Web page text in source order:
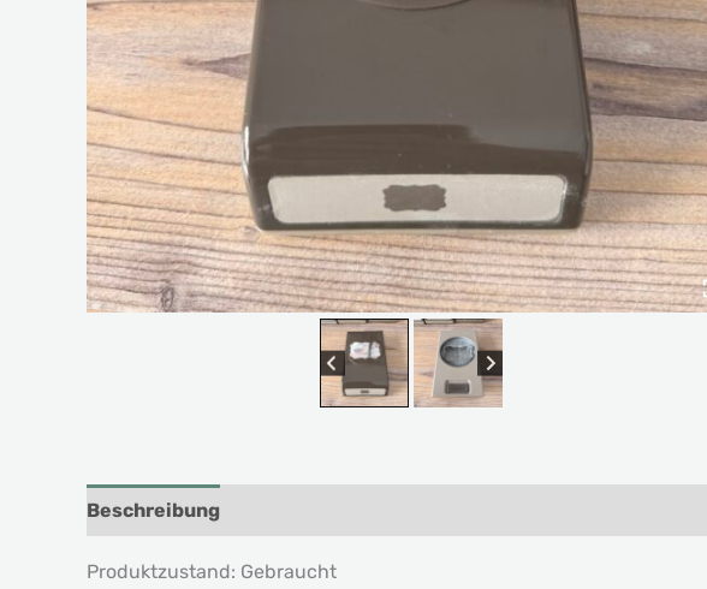
Beschreibung
Produktzustand: Gebraucht